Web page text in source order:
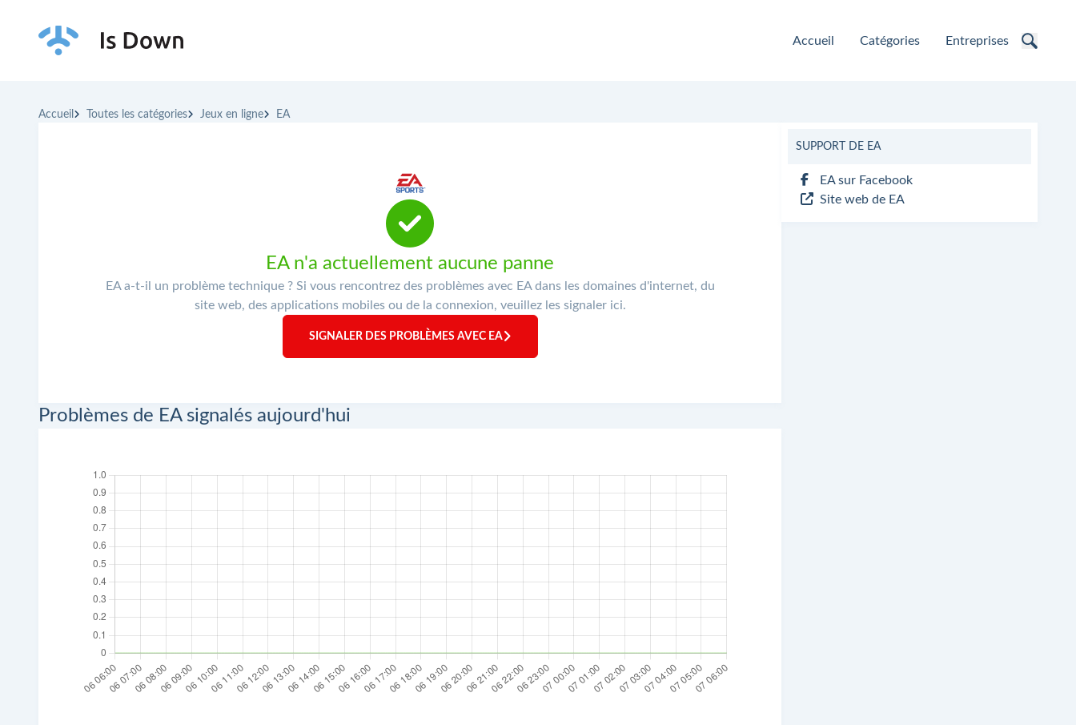
Accueil Catégories Entreprises
Accueil Toutes les catégories Jeux en ligne EA
EA n'a actuellement aucune panne
EA a-t-il un problème technique ? Si vous rencontrez des problèmes avec EA dans les domaines d'internet, du
site web, des applications mobiles ou de la connexion, veuillez les signaler ici.
SIGNALER DES PROBLÈMES AVEC EA
Problèmes de EA signalés aujourd'hui
SUPPORT DE EA
EA sur Facebook
Site web de EA